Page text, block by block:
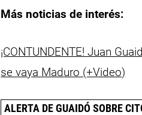
Más noticias de interés:
¡CONTUNDENTE! Juan
se vaya Maduro (+Video)
ALERTA DE GUAIDÓ SOBRE